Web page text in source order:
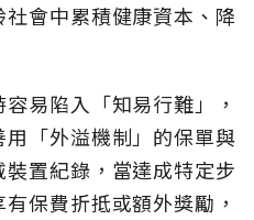
會中累積健康資本、降
易陷入「知易行難」，
「外溢機制」的保單與
置紀錄，當達成特定步
保費折抵或額外獎勵，